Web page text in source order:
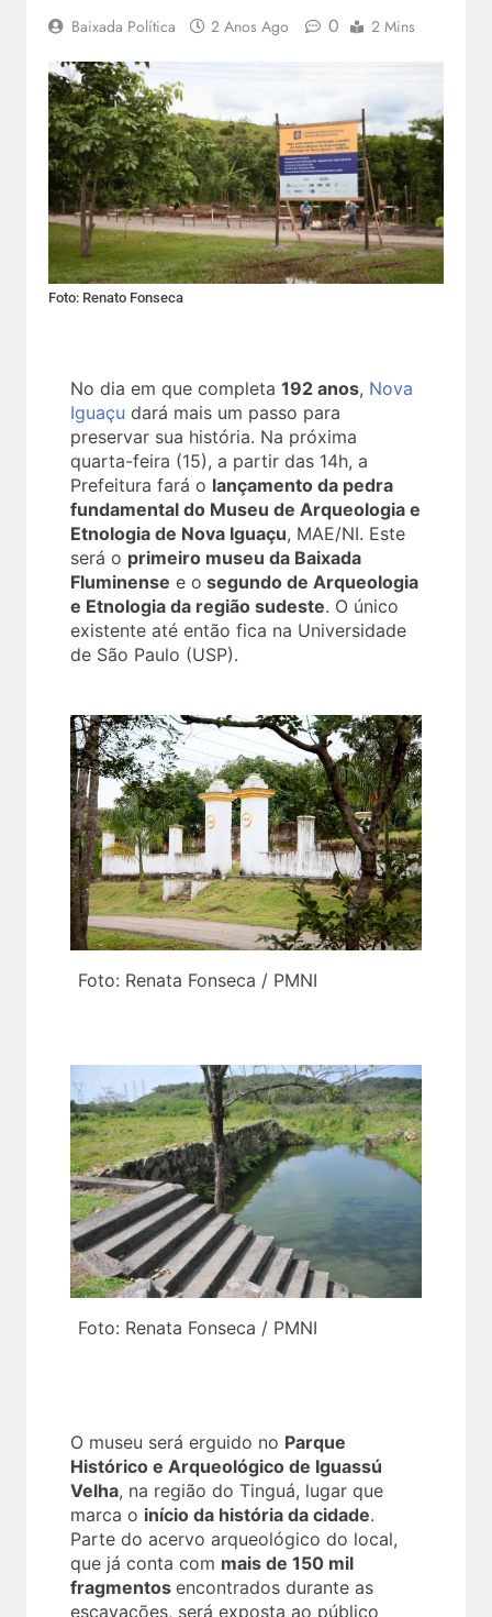
Baixada Política 2 Anos Ago 0 2 Mins
Foto: Renato Fonseca
No dia em que completa 192 anos, Nova
Iguaçu dará mais um passo para
preservar sua história. Na próxima
quarta-feira (15), a partir das 14h, a
Prefeitura fará o lançamento da pedra
fundamental do Museu de Arqueologia e
Etnologia de Nova Iguaçu, MAE/NI. Este
será o primeiro museu da Baixada
Fluminense e o segundo de Arqueologia
e Etnologia da região sudeste. O único
existente até então fica na Universidade
de São Paulo (USP).
Foto: Renata Fonseca / PMNI
Foto: Renata Fonseca / PMNI
O museu será erguido no Parque
Histórico e Arqueológico de Iguassú
Velha, na região do Tinguá, lugar que
marca o início da história da cidade.
Parte do acervo arqueológico do local,
que já conta com mais de 150 mil
fragmentos encontrados durante as
escavações, será exposta ao público